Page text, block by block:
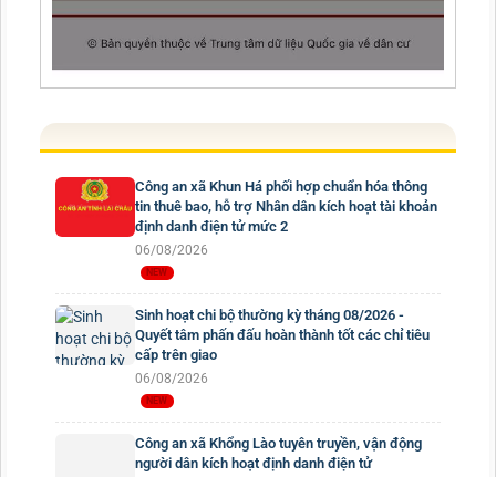
Công an xã Khun Há phối hợp chuẩn hóa thông
tin thuê bao, hỗ trợ Nhân dân kích hoạt tài khoản
định danh điện tử mức 2
06/08/2026
Sinh hoạt chi bộ thường kỳ tháng 08/2026 -
Quyết tâm phấn đấu hoàn thành tốt các chỉ tiêu
cấp trên giao
06/08/2026
Công an xã Khổng Lào tuyên truyền, vận động
người dân kích hoạt định danh điện tử